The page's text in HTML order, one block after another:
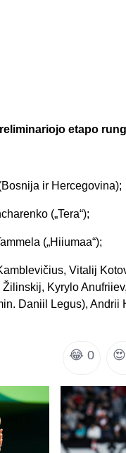
etapo
ir Hercegovina);
(„Tera“);
(„Hiiumaa“);
Vitalij
Kyrylo
Daniil Legus),
😂 0 😍